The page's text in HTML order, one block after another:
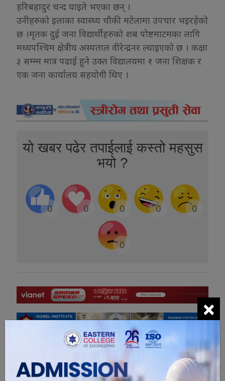
हरिबहादुर चन्द घाइते भएका छन् ।
उनीहरुको इलाका स्वास्थ्य चौकी मटेलामा उपचार भइरहेको
छ ।मृतक दुई जना विद्यार्थीहरुको शब पोष्टमाटमका लागि
मध्यपश्चिम क्षेत्रीय अस्पताल वीरेन्द्रनर ल्याइएको छ । कक्षा
३ सम्म्म मात्र पढाई हुने उक्त विद्यालयमा १ जना शिक्षक र
एक जना कार्यालय सहयोगी थिए ।
यो खबर पढेर तपाईलाई कस्तो महसुस
भयो ?
0 0 0 0 0
0
सम्बंधित खबरहरु
×